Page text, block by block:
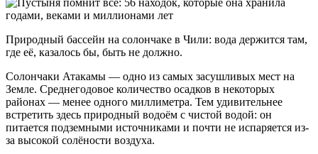
Природный бассейн на солончаке в Чили: вода держится там,
где её, казалось бы, быть не должно.
Солончаки Атакамы — одно из самых засушливых мест на
Земле. Среднегодовое количество осадков в некоторых
районах — менее одного миллиметра. Тем удивительнее
встретить здесь природный водоём с чистой водой: он
питается подземными источниками и почти не испаряется из-
за высокой солёности воздуха.